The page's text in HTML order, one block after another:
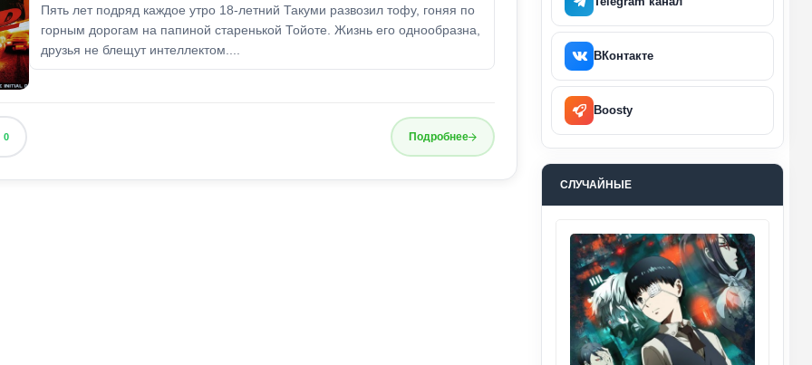
Пять лет подряд каждое утро 18-летний Такуми развозил тофу, гоняя по
горным дорогам на папиной старенькой Тойоте. Жизнь его однообразна,
друзья не блещут интеллектом....
0 Подробнее
ВКонтакте
Boosty
СЛУЧАЙНЫЕ